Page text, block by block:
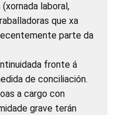
laboral,
que xa
parte da
fronte á
de conciliación.
a cargo con
grave terán